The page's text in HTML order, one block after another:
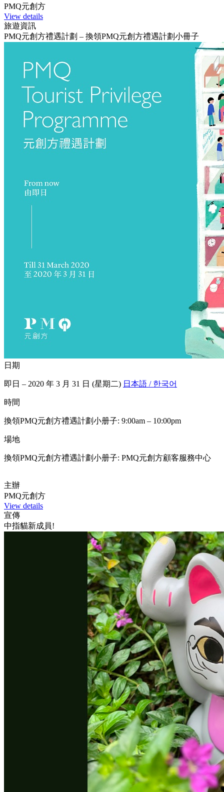
PMQ元創方
View details
旅遊資訊
PMQ元創方禮遇計劃 – 換領PMQ元創方禮遇計劃小冊子
日期
即日 – 2020 年 3 月 31 日 (星期二) 日本語 / 한국어
時間
換領PMQ元創方禮遇計劃小册子: 9:00am – 10:00pm
場地
換領PMQ元創方禮遇計劃小册子: PMQ元創方顧客服務中心
主辦
PMQ元創方
View details
宣傳
中指貓新成員!